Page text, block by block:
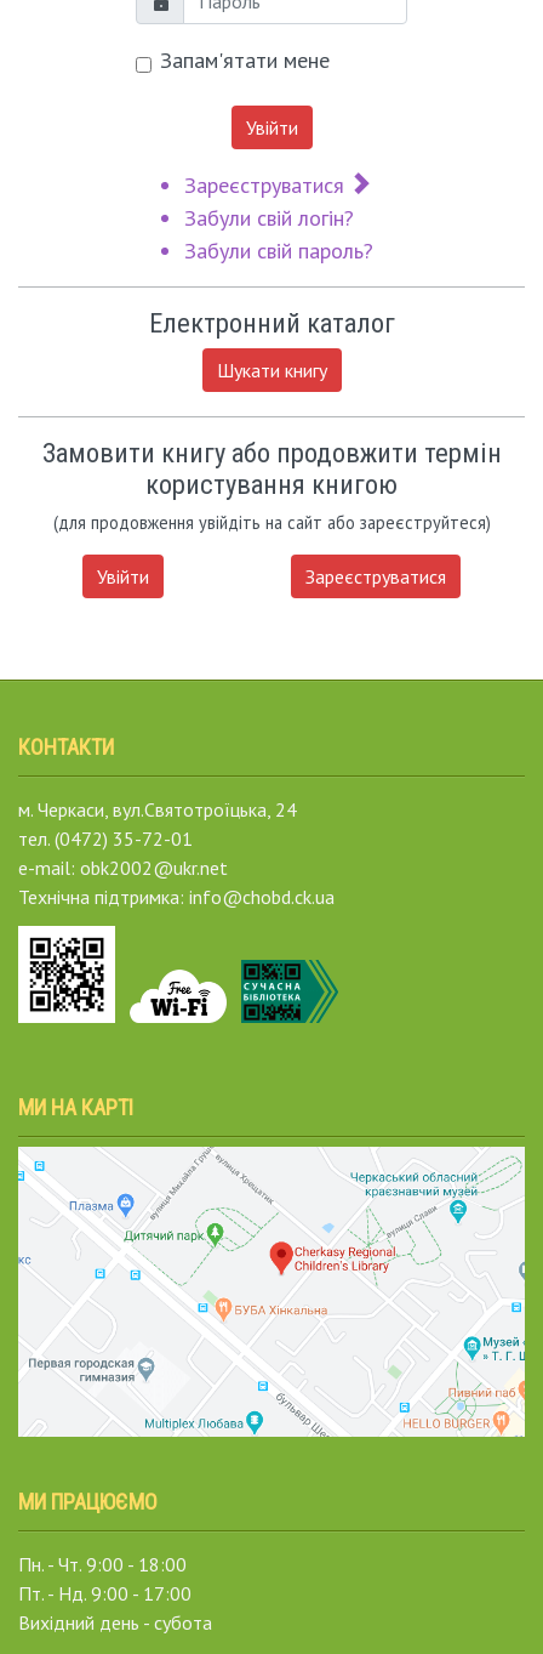
Пароль
Запам'ятати мене
Увійти
Зареєструватися
Забули свій логін?
Забули свій пароль?
Електронний каталог
Шукати книгу
Замовити книгу або продовжити термін
користування книгою
(для продовження увійдіть на сайт або зареєструйтеся)
Увійти Зареєструватися
КОНТАКТИ
м. Черкаси, вул.Святотроїцька, 24
тел. (0472) 35-72-01
e-mail: obk2002@ukr.net
Технічна підтримка: info@chobd.ck.ua
МИ НА КАРТІ
МИ ПРАЦЮЄМО
Пн. - Чт. 9:00 - 18:00
Пт. - Нд. 9:00 - 17:00
Вихідний день - субота